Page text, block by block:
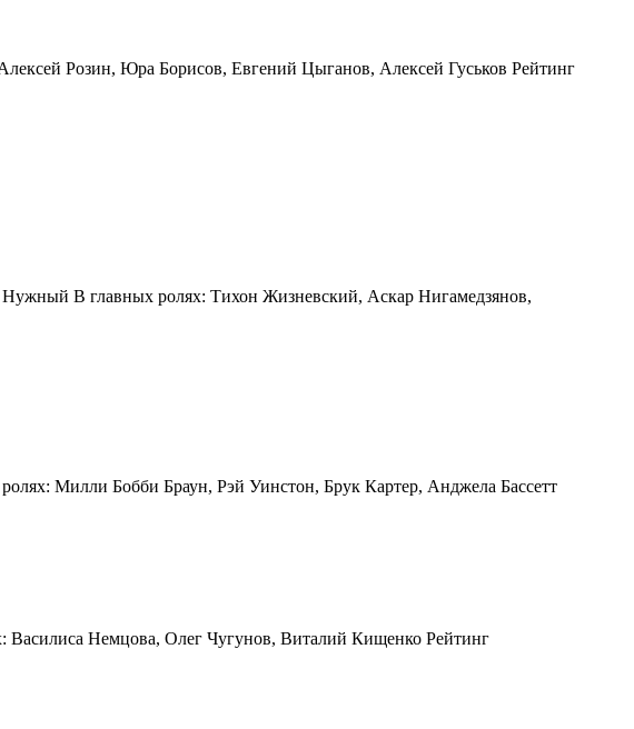
Розин, Юра Борисов, Евгений Цыганов, Алексей Гуськов Рейтинг
В главных ролях: Тихон Жизневский, Аскар Нигамедзянов,
Милли Бобби Браун, Рэй Уинстон, Брук Картер, Анджела Бассетт
Василиса Немцова, Олег Чугунов, Виталий Кищенко Рейтинг